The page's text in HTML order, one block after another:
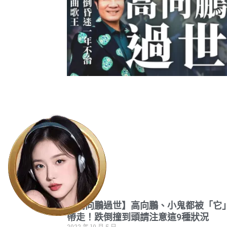
【高向鵬過世】高向鵬、小鬼都被「它
帶走！跌倒撞到頭請注意這9種狀況